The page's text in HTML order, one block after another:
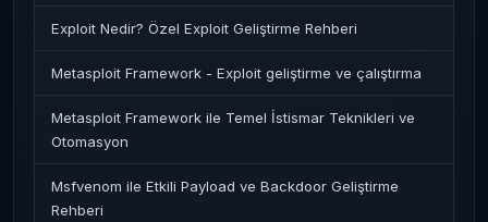
Exploit Nedir? Özel Exploit Geliştirme Rehberi
Metasploit Framework - Exploit geliştirme ve çalıştırma
Metasploit Framework ile Temel İstismar Teknikleri ve
Otomasyon
Msfvenom ile Etkili Payload ve Backdoor Geliştirme
Rehberi